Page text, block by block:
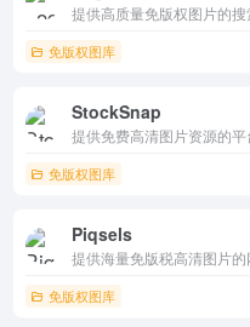
免版权图库
StockSnap
免版权图库
Piqsels
免版权图库